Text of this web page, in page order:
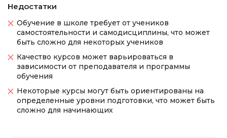
Недостатки
Обучение в школе требует от учеников
самостоятельности и самодисциплины, что может
быть сложно для некоторых учеников
Качество курсов может варьироваться в
зависимости от преподавателя и программы
обучения
Некоторые курсы могут быть ориентированы на
определенные уровни подготовки, что может быть
сложно для начинающих